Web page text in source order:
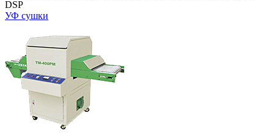
УФ сушки